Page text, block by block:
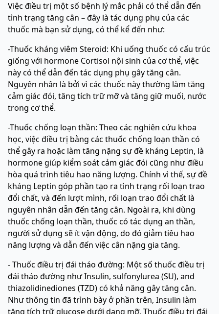
Việc điều trị một số bệnh lý mắc phải có thể dẫn đến
tình trạng tăng cân – đây là tác dụng phụ của các
thuốc mà bạn sử dụng, có thể kể đến như:
-Thuốc kháng viêm Steroid: Khi uống thuốc có cấu trúc
giống với hormone Cortisol nội sinh của cơ thể, việc
này có thể dẫn đến tác dụng phụ gây tăng cân.
Nguyên nhân là bởi vì các thuốc này thường làm tăng
cảm giác đói, tăng tích trữ mỡ và tăng giữ muối, nước
trong cơ thể.
-Thuốc chống loạn thần: Theo các nghiên cứu khoa
học, việc điều trị bằng các thuốc chống loạn thần có
thể gây ra hoặc làm tăng nặng sự đề kháng Leptin, là
hormone giúp kiểm soát cảm giác đói cũng như điều
hòa quá trình tiêu hao năng lượng. Chính vì thế, sự đề
kháng Leptin góp phần tạo ra tình trạng rối loạn trao
đổi chất, và đến lượt mình, rối loạn trao đổi chất là
nguyên nhân dẫn đến tăng cân. Ngoài ra, khi dùng
thuốc chống loạn thần, thuốc có tác dụng an thần,
người sử dụng sẽ ít vận động, do đó giảm tiêu hao
năng lượng và dẫn đến việc cân nặng gia tăng.
- Thuốc điều trị đái tháo đường: Một số thuốc điều trị
đái tháo đường như Insulin, sulfonylurea (SU), and
thiazolidinediones (TZD) có khả năng gây tăng cân.
Như thông tin đã trình bày ở phần trên, Insulin làm
tăng tích trữ glucose dưới dạng mỡ. Thuốc điều trị đái